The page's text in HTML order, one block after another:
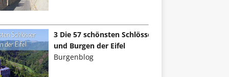
3 Die 57 schönsten Schlösser
und Burgen der Eifel
Burgenblog